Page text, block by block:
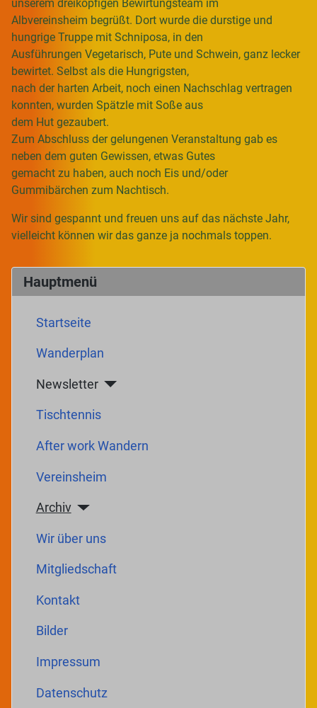
Hauptmenü
Startseite
Wanderplan
Newsletter
Tischtennis
After work Wandern
Vereinsheim
Archiv
Wir über uns
Mitgliedschaft
Kontakt
Bilder
Impressum
Datenschutz
unserem dreiköpfigen Bewirtungsteam im
Albvereinsheim begrüßt. Dort wurde die durstige und
hungrige Truppe mit Schniposa, in den
Ausführungen Vegetarisch, Pute und Schwein, ganz lecker
bewirtet. Selbst als die Hungrigsten,
nach der harten Arbeit, noch einen Nachschlag vertragen
konnten, wurden Spätzle mit Soße aus
dem Hut gezaubert.
Zum Abschluss der gelungenen Veranstaltung gab es
neben dem guten Gewissen, etwas Gutes
gemacht zu haben, auch noch Eis und/oder
Gummibärchen zum Nachtisch.
Wir sind gespannt und freuen uns auf das nächste Jahr,
vielleicht können wir das ganze ja nochmals toppen.